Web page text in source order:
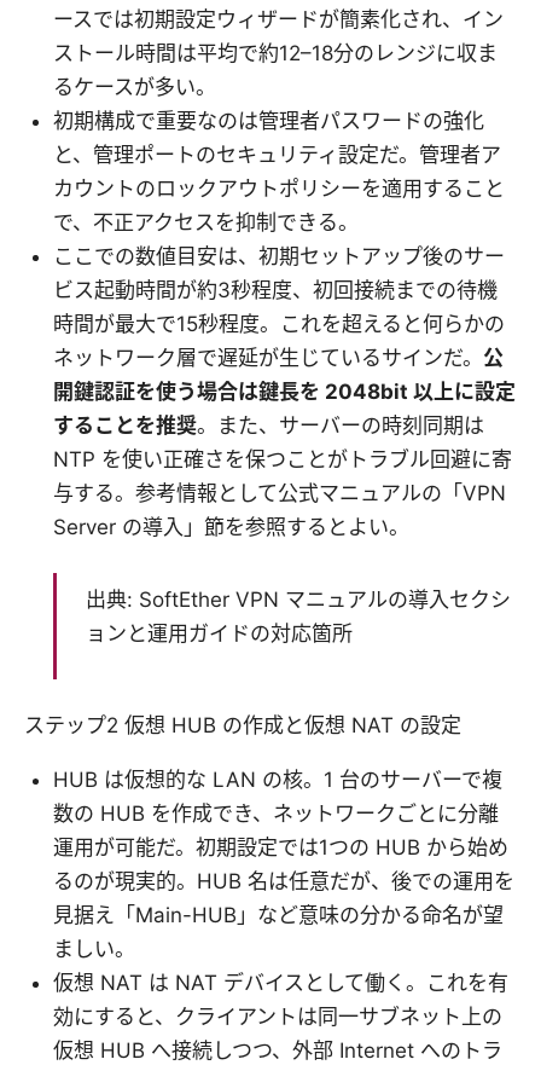
ースでは初期設定ウィザードが簡素化され、イン
ストール時間は平均で約12–18分のレンジに収ま
るケースが多い。
初期構成で重要なのは管理者パスワードの強化
と、管理ポートのセキュリティ設定だ。管理者ア
カウントのロックアウトポリシーを適用すること
で、不正アクセスを抑制できる。
ここでの数値目安は、初期セットアップ後のサー
ビス起動時間が約3秒程度、初回接続までの待機
時間が最大で15秒程度。これを超えると何らかの
ネットワーク層で遅延が生じているサインだ。 公
開鍵認証を使う場合は鍵長を 2048bit 以上に設定
することを推奨。また、サーバーの時刻同期は
NTP を使い正確さを保つことがトラブル回避に寄
与する。参考情報として公式マニュアルの「VPN
Server の導入」節を参照するとよい。
出典: SoftEther VPN マニュアルの導入セクシ
ョンと運用ガイドの対応箇所
ステップ2 仮想 HUB の作成と仮想 NAT の設定
HUB は仮想的な LAN の核。1 台のサーバーで複
数の HUB を作成でき、ネットワークごとに分離
運用が可能だ。初期設定では1つの HUB から始め
るのが現実的。HUB 名は任意だが、後での運用を
見据え「Main-HUB」など意味の分かる命名が望
ましい。
仮想 NAT は NAT デバイスとして働く。これを有
効にすると、クライアントは同一サブネット上の
仮想 HUB へ接続しつつ、外部 Internet へのトラ